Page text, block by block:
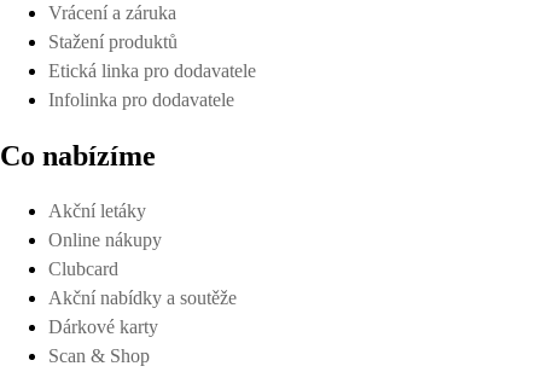
Vrácení a záruka
Stažení produktů
Etická linka pro dodavatele
Infolinka pro dodavatele
Co nabízíme
Akční letáky
Online nákupy
Clubcard
Akční nabídky a soutěže
Dárkové karty
Scan & Shop